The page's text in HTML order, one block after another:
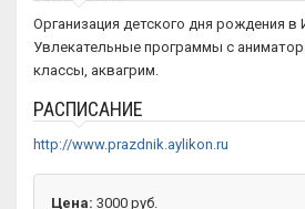
Организация детского дня рождения
Увлекательные программы с
классы, аквагрим.
РАСПИСАНИЕ
http://www.prazdnik.aylikon.ru
Цена: 3000 руб.